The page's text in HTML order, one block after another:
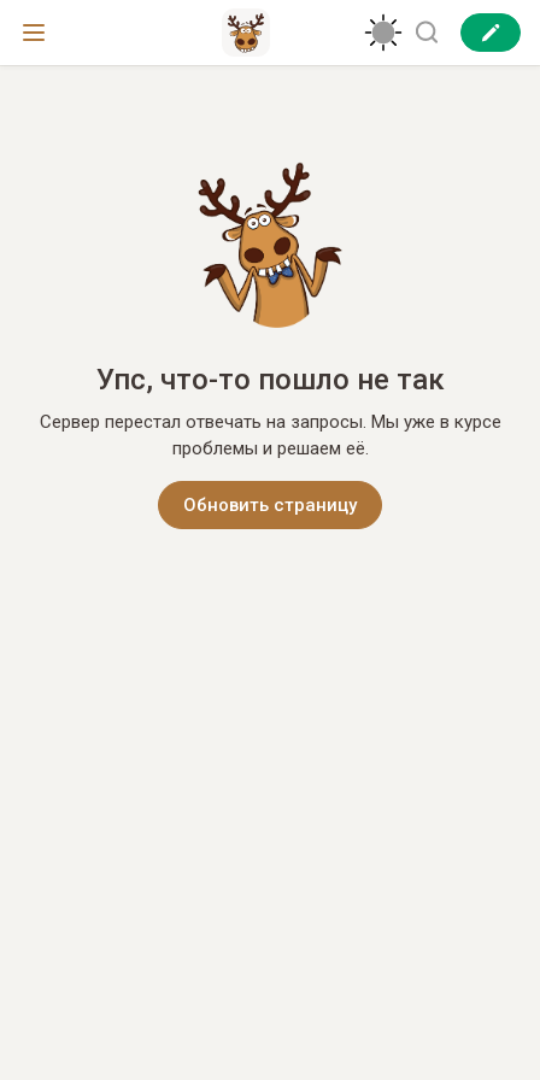
Упс, что-то пошло не так
Сервер перестал отвечать на запросы. Мы уже в курсе
проблемы и решаем её.
Обновить страницу